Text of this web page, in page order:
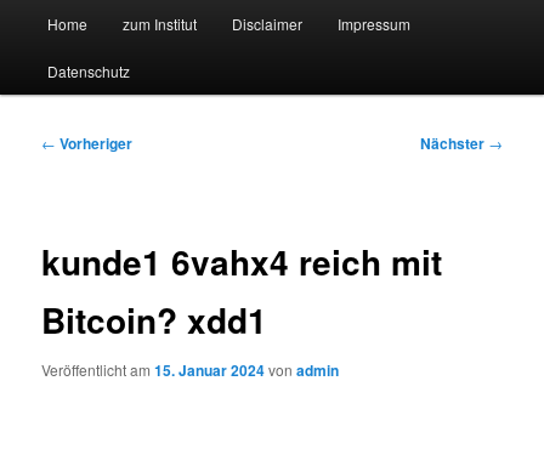
Suchmaschine Forschung und
Technologie
Zum
primären
Zum
sekundären
Home zum Institut Disclaimer Impressum
Datenschutz
Beitragsnavigation
← Vorheriger Nächster →
kunde1 6vahx4 reich mit
Bitcoin? xdd1
Veröffentlicht am15. Januar 2024vonadmin